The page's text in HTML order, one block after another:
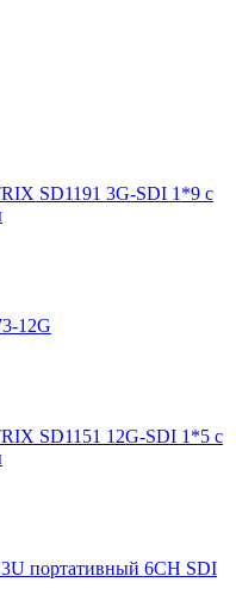
SD1191 3G-SDI 1*9 с
12G
SD1151 12G-SDI 1*5 с
портативный 6CH SDI